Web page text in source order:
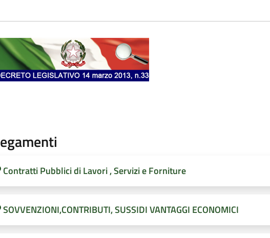
Contratti Pubblici di Lavori , Servizi e Forniture
SOVVENZIONI,CONTRIBUTI, SUSSIDI VANTAGGI ECONOMICI